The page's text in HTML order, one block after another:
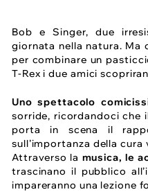
Bob e Singer, due
giornata nella natura. Ma
per combinare un
T-Rex i due amici
Uno spettacolo
sorride, ricordandoci che
porta in scena il
sull’importanza della
Attraverso la musica, le
trascinano il pubblico
impareranno una lezione